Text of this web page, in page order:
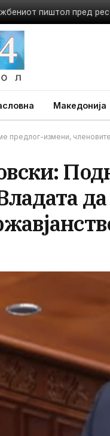
пиштол пред
Македонија
измени,